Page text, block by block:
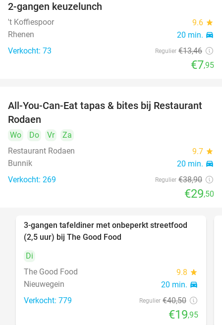
2-gangen keuzelunch
't Koffiespoor 9.6 star
Rhenen 20 min. directions_car
Verkocht: 73 Regulier €13,46
€7,95
24%
All-You-Can-Eat tapas & bites bij Restaurant
Rodaen
Wo Do Vr
Za
Restaurant Rodaen
9.7 star
Bunnik 20 min. directions_car
Verkocht: 269 Regulier €38,90
€29,50
51%
3-gangen tafeldiner met onbeperkt streetfood
(2,5 uur) bij The Good Food
Di
The Good Food
9.8 star
Nieuwegein 20 min. directions_car
Verkocht: 779 Regulier €40,50
€19,95